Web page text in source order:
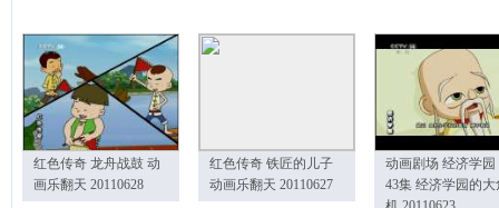
红色传奇 龙舟战鼓 动
画乐翻天 20110628
红色传奇 铁匠的儿子
动画乐翻天 20110627
动画剧场 经济学园
43集 经济学园的大